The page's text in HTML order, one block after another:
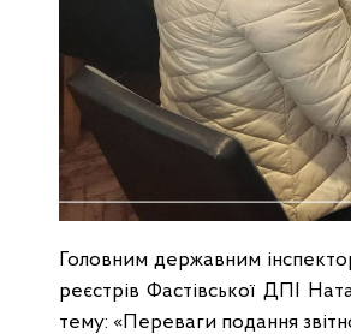
Головним державним
реєстрів Фастівської ДПІ
тему: «Переваги подання